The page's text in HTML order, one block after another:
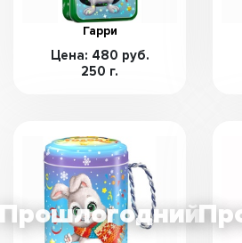
Гарри
Цена: 480 руб.
250 г.